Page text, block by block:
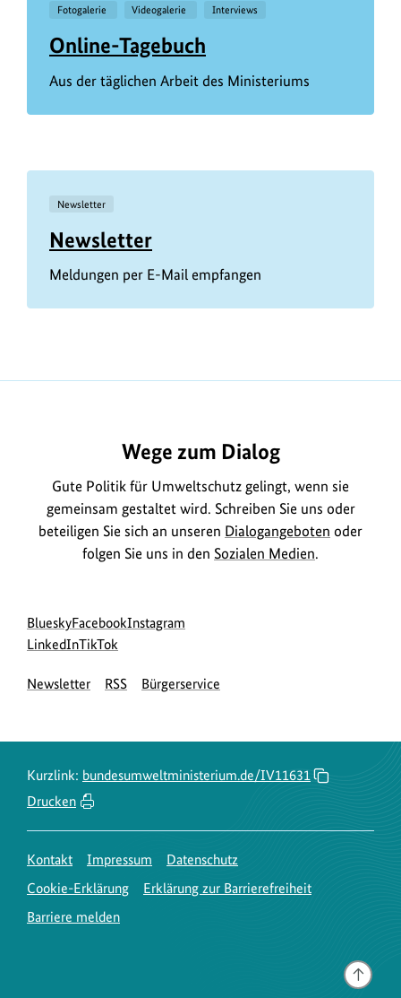
Fotogalerie Videogalerie Interviews
Online-Tagebuch
Aus der täglichen Arbeit des Ministeriums
Newsletter
Newsletter
Meldungen per E-Mail empfangen
Wege zum Dialog
Gute Politik für Umweltschutz gelingt, wenn sie
gemeinsam gestaltet wird. Schreiben Sie uns oder
beteiligen Sie sich an unseren Dialogangeboten oder
folgen Sie uns in den Sozialen Medien.
Social
Media
Blueskyzur
Bluesky-
des
Facebookzur
des
Instagram
des
LinkedInzur
Seite
zur
Seite
TikTok
Newsletter RSS Bürgerservice
Kurzlink: bundesumweltministerium.de/IV11631
Drucken
Kontakt Impressum
Datenschutz
Cookie-Erklärung
Erklärung zur Barrierefreiheit
Barriere melden
Gehe
nach